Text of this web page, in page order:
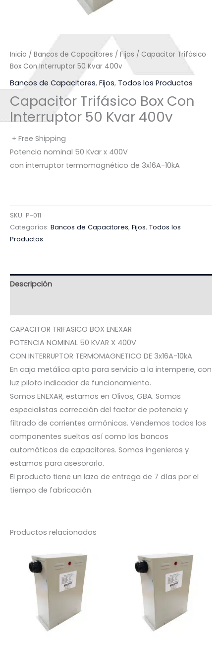
Inicio / Bancos de Capacitores / Fijos / Capacitor Trifásico
Box Con Interruptor 50 Kvar 400v
Bancos de Capacitores, Fijos, Todos los Productos
Capacitor Trifásico Box Con
Interruptor 50 Kvar 400v
+ Free Shipping
Potencia nominal 50 Kvar x 400V
con interruptor termomagnético de 3x16A-10kA
SKU: P-011
Categorías: Bancos de Capacitores, Fijos, Todos los
Productos
Descripción
CAPACITOR TRIFASICO BOX ENEXAR
POTENCIA NOMINAL 50 KVAR X 400V
CON INTERRUPTOR TERMOMAGNETICO DE 3x16A-10kA
En caja metálica apta para servicio a la intemperie, con
luz piloto indicador de funcionamiento.
Somos ENEXAR, estamos en Olivos, GBA. Somos
especialistas corrección del factor de potencia y
filtrado de corrientes armónicas. Vendemos todos los
componentes sueltos así como los bancos
automáticos de capacitores. Somos ingenieros y
estamos para asesorarlo.
El producto tiene un lazo de entrega de 7 días por el
tiempo de fabricación.
Productos relacionados